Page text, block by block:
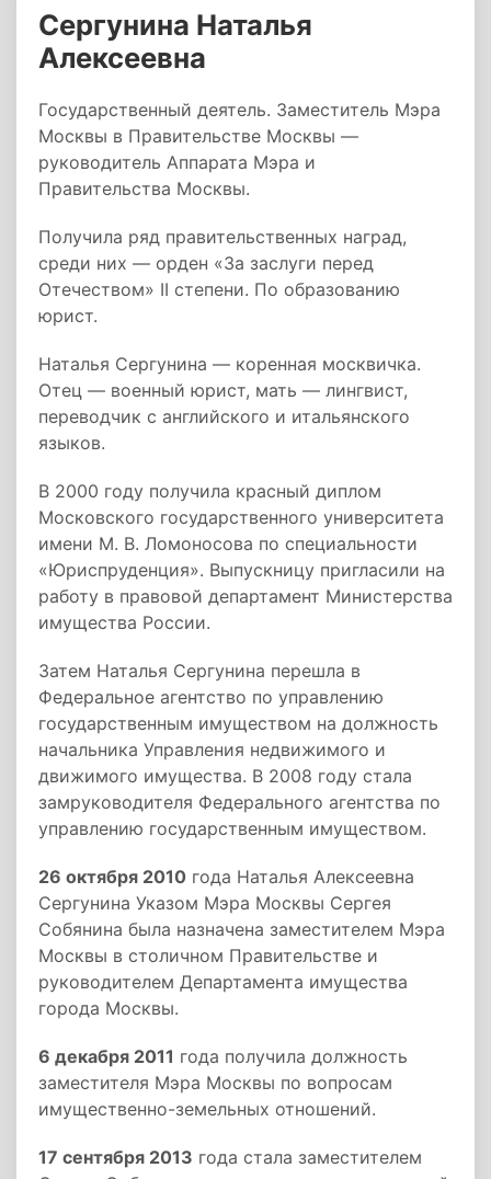
Сергунина Наталья
Алексеевна
Государственный деятель. Заместитель Мэра
Москвы в Правительстве Москвы —
руководитель Аппарата Мэра и
Правительства Москвы.
Получила ряд правительственных наград,
среди них — орден «За заслуги перед
Отечеством» II степени. По образованию
юрист.
Наталья Сергунина — коренная москвичка.
Отец — военный юрист, мать — лингвист,
переводчик с английского и итальянского
языков.
В 2000 году получила красный диплом
Московского государственного университета
имени М. В. Ломоносова по специальности
«Юриспруденция». Выпускницу пригласили на
работу в правовой департамент Министерства
имущества России.
Затем Наталья Сергунина перешла в
Федеральное агентство по управлению
государственным имуществом на должность
начальника Управления недвижимого и
движимого имущества. В 2008 году стала
замруководителя Федерального агентства по
управлению государственным имуществом.
26 октября 2010 года Наталья Алексеевна
Сергунина Указом Мэра Москвы Сергея
Собянина была назначена заместителем Мэра
Москвы в столичном Правительстве и
руководителем Департамента имущества
города Москвы.
6 декабря 2011 года получила должность
заместителя Мэра Москвы по вопросам
имущественно-земельных отношений.
17 сентября 2013 года стала заместителем